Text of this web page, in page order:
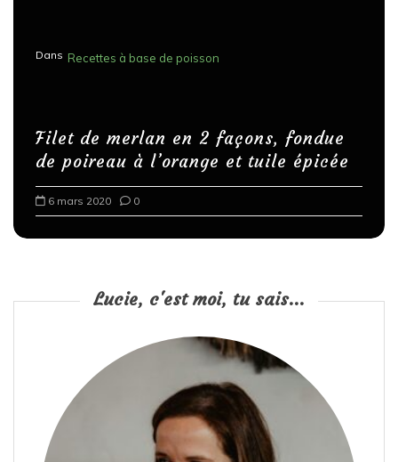
Dans Recettes à base de poisson
Filet de merlan en 2 façons, fondue
de poireau à l’orange et tuile épicée
6 mars 2020 0
Lucie, c'est moi, tu sais...